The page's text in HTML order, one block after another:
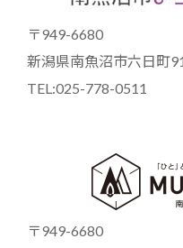
〒949-6680
〒949-6680
新潟県南魚沼市六日町
TEL:025-778-0511